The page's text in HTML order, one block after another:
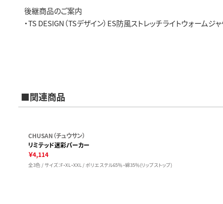
後継商品のご案内
・TS DESIGN（TSデザイン）ES防風ストレッチライトウォームジャ
■関連商品
CHUSAN（チュウサン）
リミテッド迷彩パーカー
￥4,114
全3色 / サイズ：F・XL・XXL / ポリエステル65％・綿35％(リップストップ)